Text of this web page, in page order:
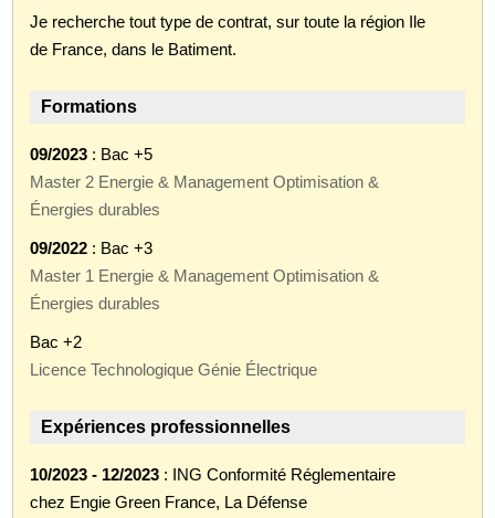
Je recherche tout type de contrat, sur toute la région Ile
de France, dans le Batiment.
Formations
09/2023 : Bac +5
Master 2 Energie & Management Optimisation &
Énergies durables
09/2022 : Bac +3
Master 1 Energie & Management Optimisation &
Énergies durables
Bac +2
Licence Technologique Génie Électrique
Expériences professionnelles
10/2023 - 12/2023 : ING Conformité Réglementaire
chez Engie Green France, La Défense